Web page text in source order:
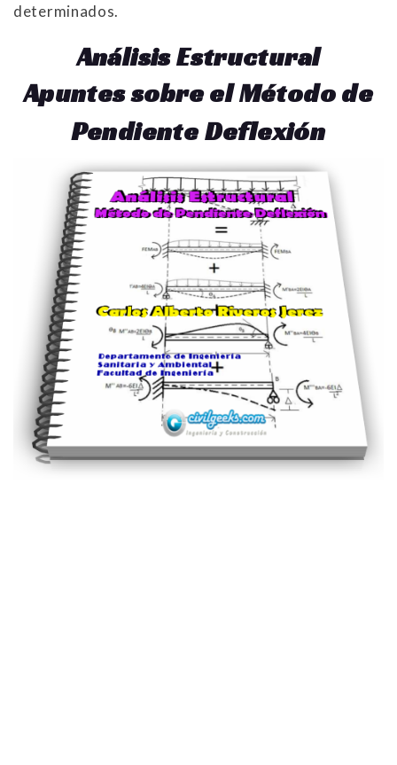
determinados.
Análisis Estructural
Apuntes sobre el Método de
Pendiente Deflexión